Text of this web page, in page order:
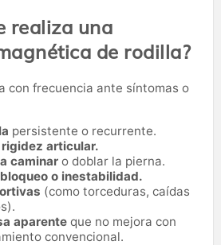
realiza una
de rodilla?
con frecuencia ante síntomas o
persistente o recurrente.
articular.
caminar o doblar la pierna.
bloqueo o inestabilidad.
(como torceduras, caídas
aparente que no mejora con
convencional.